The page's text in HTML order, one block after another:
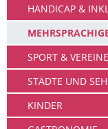
HANDICAP &
SPORT & VEREINE
STÄDTE UND
KINDER